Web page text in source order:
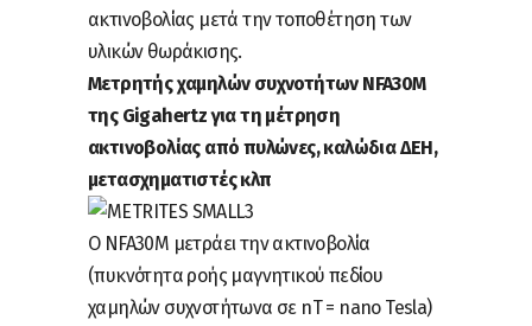
ακτινοβολίας μετά την τοποθέτηση των
υλικών θωράκισης.
Μετρητής χαμηλών συχνοτήτων NFA30M
της Gigahertz για τη μέτρηση
ακτινοβολίας από πυλώνες, καλώδια ΔΕΗ,
μετασχηματιστές κλπ
Ο ΝFA30M μετράει την ακτινοβολία
(πυκνότητα ροής μαγνητικού πεδίου
χαμηλών συχνοτήτωνα σε nT = nano Tesla)